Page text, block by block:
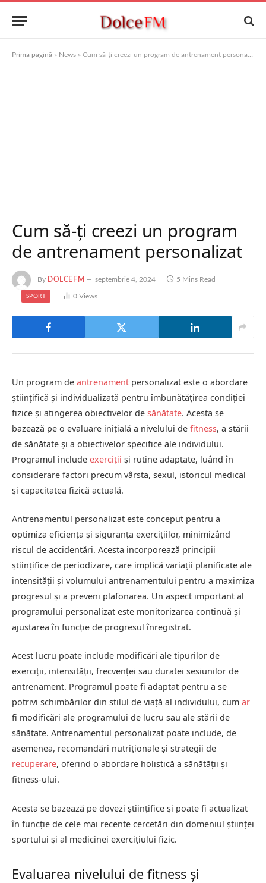
Prima pagină » News » Cum să-ți creezi un program de antrenament personalizat
Cum să-ți creezi un program
de antrenament personalizat
By DOLCEFM septembrie 4, 2024 5 Mins Read
SPORT 0 Views
Un program de antrenament personalizat este o abordare
științifică și individualizată pentru îmbunătățirea condiției
fizice și atingerea obiectivelor de sănătate. Acesta se
bazează pe o evaluare inițială a nivelului de fitness, a stării
de sănătate și a obiectivelor specifice ale individului.
Programul include exerciții și rutine adaptate, luând în
considerare factori precum vârsta, sexul, istoricul medical
și capacitatea fizică actuală.
Antrenamentul personalizat este conceput pentru a
optimiza eficiența și siguranța exercițiilor, minimizând
riscul de accidentări. Acesta incorporează principii
științifice de periodizare, care implică variații planificate ale
intensității și volumului antrenamentului pentru a maximiza
progresul și a preveni plafonarea. Un aspect important al
programului personalizat este monitorizarea continuă și
ajustarea în funcție de progresul înregistrat.
Acest lucru poate include modificări ale tipurilor de
exerciții, intensității, frecvenței sau duratei sesiunilor de
antrenament. Programul poate fi adaptat pentru a se
potrivi schimbărilor din stilul de viață al individului, cum ar
fi modificări ale programului de lucru sau ale stării de
sănătate. Antrenamentul personalizat poate include, de
asemenea, recomandări nutriționale și strategii de
recuperare, oferind o abordare holistică a sănătății și
fitness-ului.
Acesta se bazează pe dovezi științifice și poate fi actualizat
în funcție de cele mai recente cercetări din domeniul științei
sportului și al medicinei exercițiului fizic.
Evaluarea nivelului de fitness și